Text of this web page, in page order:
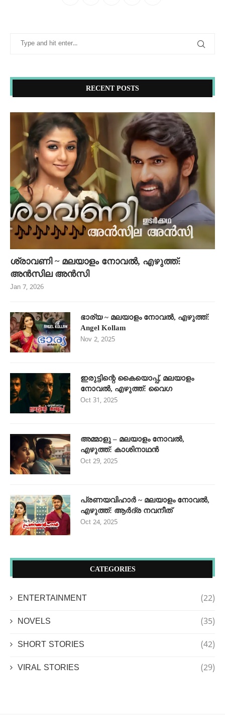
RECENT POSTS
ശ്രാവണി ~ മലയാളം നോവൽ, എഴുത്ത്:
അൻസില അൻസി
Jan 7, 2026
ഭാര്യ ~ മലയാളം നോവൽ, എഴുത്ത്:
Angel Kollam
Nov 2, 2025
ഇരുട്ടിന്റെ കൈയൊപ്പ്, മലയാളം
നോവൽ, എഴുത്ത്: വൈഗ
Oct 31, 2025
അമ്മാളു – മലയാളം നോവൽ,
എഴുത്ത്: കാശിനാഥൻ
Oct 29, 2025
പ്രണയവിഹാർ ~ മലയാളം നോവൽ,
എഴുത്ത്: ആർദ്ര നവനീത്
Oct 24, 2025
CATEGORIES
ENTERTAINMENT (22)
NOVELS (35)
SHORT STORIES (42)
VIRAL STORIES (29)